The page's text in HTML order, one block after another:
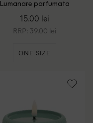
Lumanare parfumata
15.00 lei
RRP: 39.00 lei
ONE SIZE